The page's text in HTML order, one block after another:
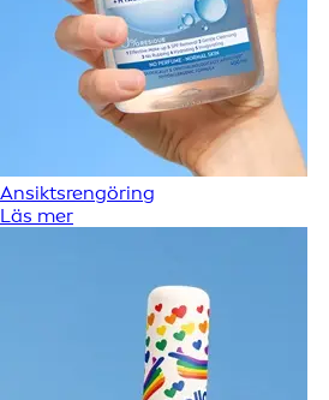
Ansiktsrengöring
Läs mer